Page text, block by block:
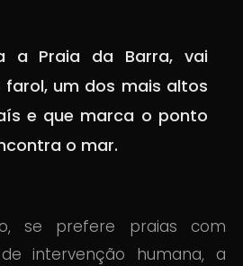
a Praia da Barra, vai
farol, um dos mais altos
e que marca o ponto
o mar.
se prefere praias com
intervenção humana, a